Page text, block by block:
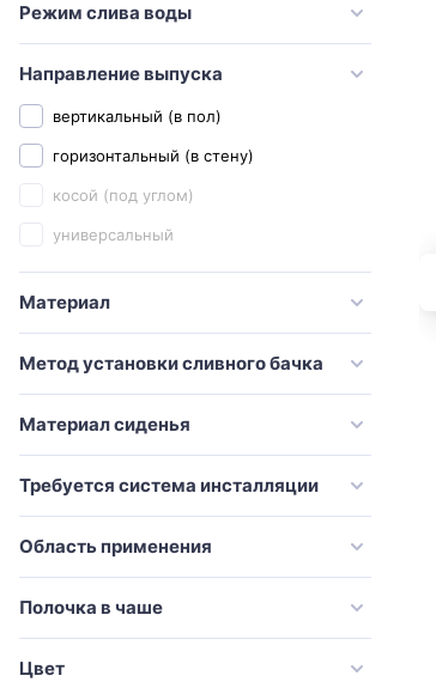
Ceramica Nova
Creavit
Creo Ceramique
Delice
Esbano
Excellent
Globo
Gural Vit
Gustavsberg
Режим слива воды
Направление выпуска
вертикальный (в пол)
горизонтальный (в стену)
косой (под углом)
универсальный
Материал
Метод установки сливного бачка
Материал сиденья
Требуется система инсталляции
Область применения
Полочка в чаше
Цвет